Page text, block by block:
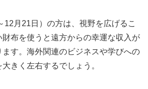
12月21日）の方は、視野を広げるこ
財布を使うと遠方からの幸運な収入が
す。海外関連のビジネスや学びへの
きく左右するでしょう。